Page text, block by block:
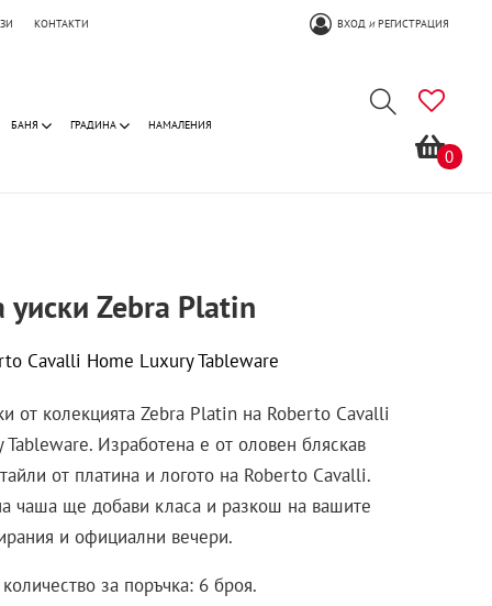
КОНТАКТИ ВХОДИРЕГИСТРАЦИЯ
БАНЯ ГРАДИНА НАМАЛЕНИЯ
0
уиски Zebra Platin
Cavalli Home Luxury Tableware
от колекцията Zebra Platin на Roberto Cavalli
Изработена е от оловен бляскав
от платина и логото на Roberto Cavalli.
чаша ще добави класа и разкош на вашите
и официални вечери.
за поръчка: 6 броя.